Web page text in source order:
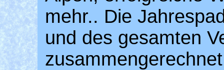
mehr.. Die
und des gesamten